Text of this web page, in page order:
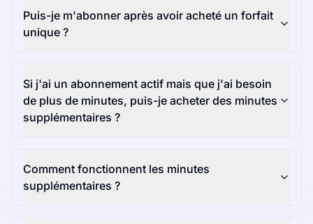
Puis-je m'abonner après avoir acheté un forfait
unique ?
Si j'ai un abonnement actif mais que j'ai besoin
de plus de minutes, puis-je acheter des minutes
supplémentaires ?
Comment fonctionnent les minutes
supplémentaires ?